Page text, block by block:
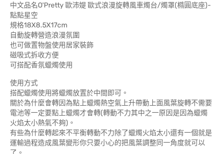
中文品名O'Pretty 歐沛媞 歐式浪漫旋轉風車燭台/燭罩(橢圓底座)-
點點星空
規格18X8.5X17cm
自動旋轉營造浪漫氛圍
也可做置物盤使用居家裝飾
磁吸式拆收方便
可搭配香氛蠟燭使用
使用方式
搭配蠟燭使用將蠟燭放置於中間即可。
關於為什麼會轉因為點上蠟燭熱空氣上升帶動上面風葉旋轉不需要
電池等一定要點上蠟燭才會轉(轉動不力其中之一原因是因為蠟燭
火焰太小熱氣不夠)。
有些為什麼轉起來不平衡轉動不力除了蠟燭火焰太小還有一個就是
運輸過程造成風葉變形你只要小心的把風葉調整同一角度就可以